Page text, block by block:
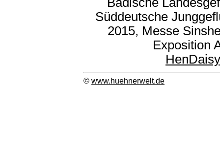
Süddeutsche
2015, Messe
Exposition
HenDaisy
© www.huehnerwelt.de